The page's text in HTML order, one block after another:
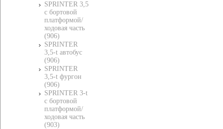
SPRINTER 3,5
c бортовой
платформой/
ходовая часть
(906)
SPRINTER
3,5-t автобус
(906)
SPRINTER
3,5-t фургон
(906)
SPRINTER 3-t
c бортовой
платформой/
ходовая часть
(903)